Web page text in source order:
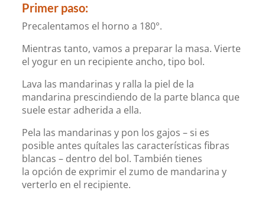
Primer paso:
Precalentamos el horno a 180°.
Mientras tanto, vamos a preparar la masa. Vierte
el yogur en un recipiente ancho, tipo bol.
Lava las mandarinas y ralla la piel de la
mandarina prescindiendo de la parte blanca que
suele estar adherida a ella.
Pela las mandarinas y pon los gajos – si es
posible antes quítales las características fibras
blancas – dentro del bol. También tienes
la opción de exprimir el zumo de mandarina y
verterlo en el recipiente.